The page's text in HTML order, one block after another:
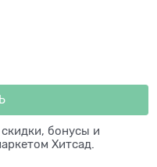
бонусы и
Хитсад.